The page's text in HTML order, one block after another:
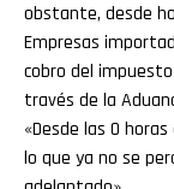
obstante, desde
Empresas
cobro del
través de la
«Desde las 0
lo que ya no se